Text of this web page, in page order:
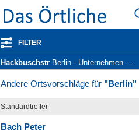
FILTER
Hackbuschstr Berlin - Unternehmen und Personen
Andere Ortsvorschläge für "Berlin"
Standardtreffer
Bach Peter